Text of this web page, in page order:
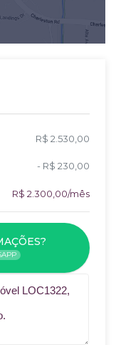
R$ 2.530,00
- R$ 230,00
R$ 2.300,00/mês